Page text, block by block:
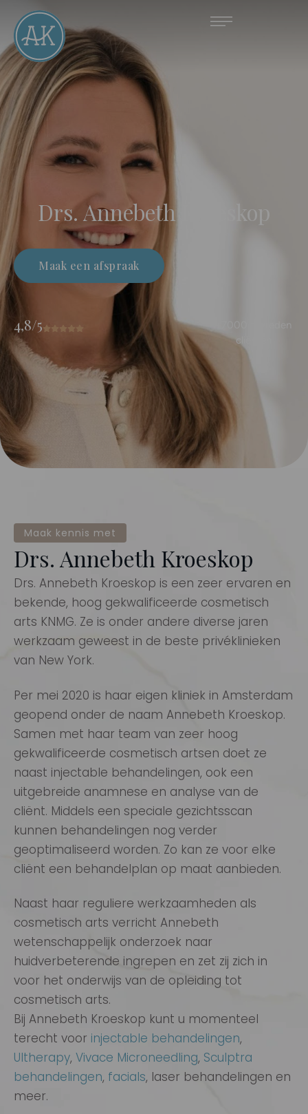
Drs. Annebeth Kroeskop
Maak een afspraak
4,8/5
cliënten
Maak kennis met
Drs. Annebeth Kroeskop
Drs. Annebeth Kroeskop is een zeer ervaren en
bekende, hoog gekwalificeerde cosmetisch
arts KNMG. Ze is onder andere diverse jaren
werkzaam geweest in de beste privéklinieken
van New York.
Per mei 2020 is haar eigen kliniek in Amsterdam
geopend onder de naam Annebeth Kroeskop.
Samen met haar team van zeer hoog
gekwalificeerde cosmetisch artsen doet ze
naast injectable behandelingen, ook een
uitgebreide anamnese en analyse van de
cliënt. Middels een speciale gezichtsscan
kunnen behandelingen nog verder
geoptimaliseerd worden. Zo kan ze voor elke
cliënt een behandelplan op maat aanbieden.
Naast haar reguliere werkzaamheden als
cosmetisch arts verricht Annebeth
wetenschappelijk onderzoek naar
huidverbeterende ingrepen en zet zij zich in
voor het onderwijs van de opleiding tot
cosmetisch arts.
Bij Annebeth Kroeskop kunt u momenteel
terecht voor injectable behandelingen,
Ultherapy, Vivace Microneedling, Sculptra
behandelingen, facials, laser behandelingen en
meer.